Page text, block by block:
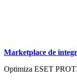
Marketplace de
Optimiza ESET